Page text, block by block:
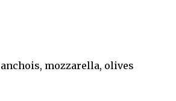
mozzarella, olives